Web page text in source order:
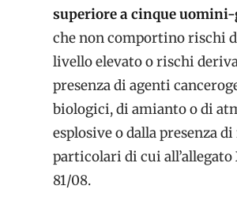
superiore a cinque
che non comportino rischi
livello elevato o rischi
presenza di agenti
biologici, di amianto o di
esplosive o dalla presenza
particolari di cui all’allegato
81/08.